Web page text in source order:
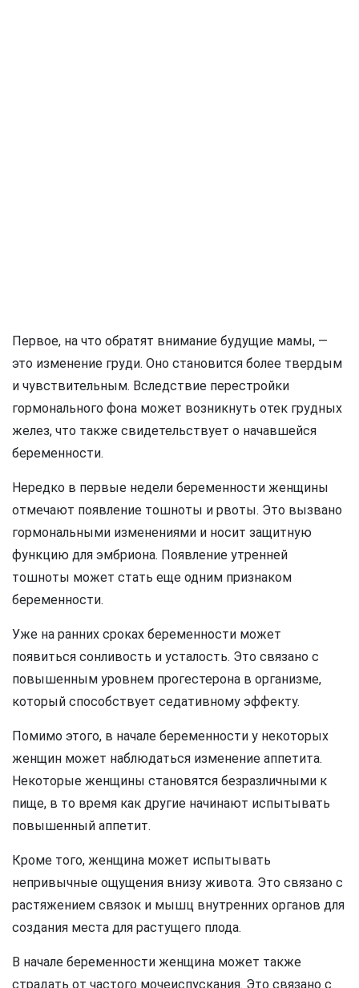
Первое, на что обратят внимание будущие мамы, —
это изменение груди. Оно становится более твердым
и чувствительным. Вследствие перестройки
гормонального фона может возникнуть отек грудных
желез, что также свидетельствует о начавшейся
беременности.
Нередко в первые недели беременности женщины
отмечают появление тошноты и рвоты. Это вызвано
гормональными изменениями и носит защитную
функцию для эмбриона. Появление утренней
тошноты может стать еще одним признаком
беременности.
Уже на ранних сроках беременности может
появиться сонливость и усталость. Это связано с
повышенным уровнем прогестерона в организме,
который способствует седативному эффекту.
Помимо этого, в начале беременности у некоторых
женщин может наблюдаться изменение аппетита.
Некоторые женщины становятся безразличными к
пище, в то время как другие начинают испытывать
повышенный аппетит.
Кроме того, женщина может испытывать
непривычные ощущения внизу живота. Это связано с
растяжением связок и мышц внутренних органов для
создания места для растущего плода.
В начале беременности женщина может также
страдать от частого мочеиспускания. Это связано с